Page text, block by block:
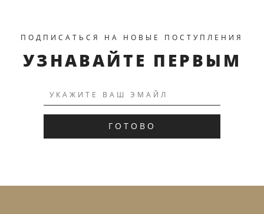
ПЕРЕЙТИ К ТОВАРУ
ПОДПИСАТЬСЯ НА НОВЫЕ ПОСТУПЛЕНИЯ
УЗНАВАЙТЕ ПЕРВЫМ
ГОТОВО